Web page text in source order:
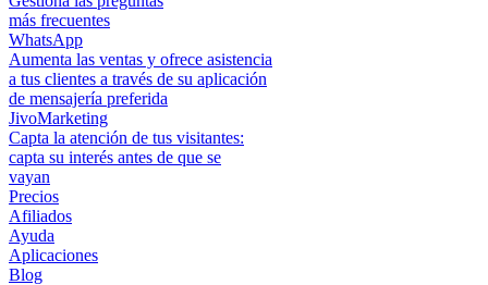
más frecuentes
WhatsApp
Aumenta las ventas y ofrece asistencia
a tus clientes a través de su aplicación
de mensajería preferida
JivoMarketing
Capta la atención de tus visitantes:
capta su interés antes de que se
vayan
Precios
Afiliados
Ayuda
Aplicaciones
Blog